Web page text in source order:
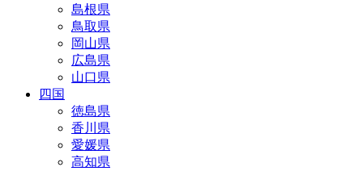
島根県
鳥取県
岡山県
広島県
山口県
四国
徳島県
香川県
愛媛県
高知県